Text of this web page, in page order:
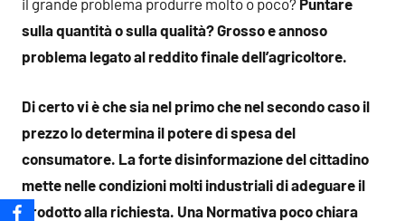
il grande problema produrre molto o poco? Puntare
sulla quantità o sulla qualità? Grosso e annoso
problema legato al reddito finale dell’agricoltore.
Di certo vi è che sia nel primo che nel secondo caso il
prezzo lo determina il potere di spesa del
consumatore. La forte disinformazione del cittadino
mette nelle condizioni molti industriali di adeguare il
prodotto alla richiesta. Una Normativa poco chiara